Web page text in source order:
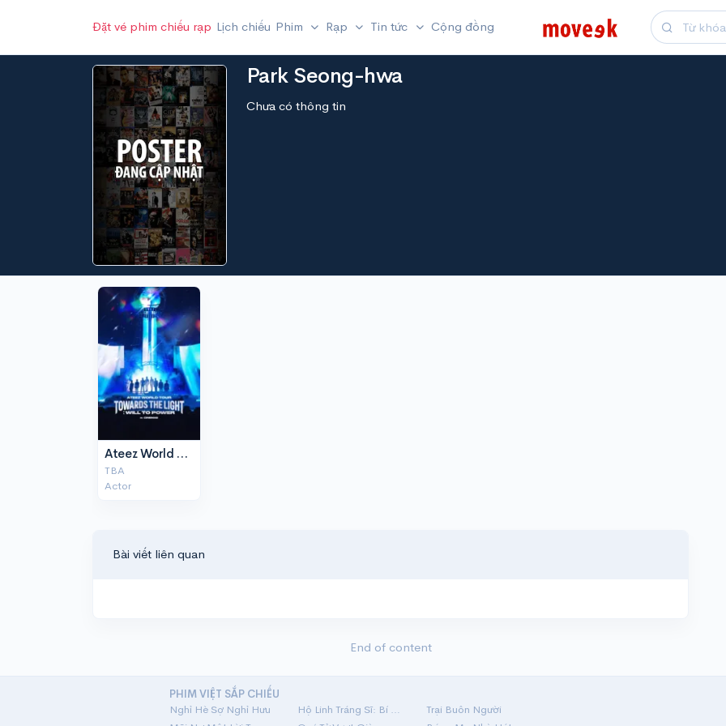
Đặt vé phim chiếu rạp Lịch chiếu Phim Rạp Tin tức Cộng đồng
Park Seong-hwa
Chưa có thông tin
Ateez World Tour Towards The Light: Ý Chí Quyền Năng
TBA
Actor
Bài viết liên quan
End of content
PHIM VIỆT SẮP CHIẾU
Nghỉ Hè Sợ Nghỉ Hưu
Hộ Linh Tráng Sĩ: Bí Ẩn Mộ Vua Đinh
Trại Buôn Người